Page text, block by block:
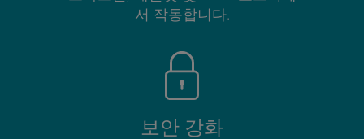
서 작동합니다.
보안 강화